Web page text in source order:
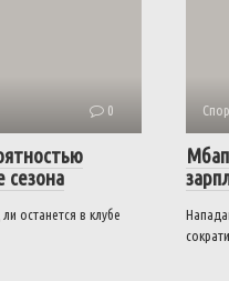
0
сезона
останется в клубе